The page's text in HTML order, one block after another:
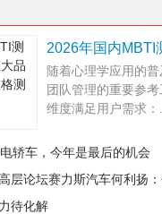
2026年国内MBTI
随着心理学应用的
团队管理的重要参
维度满足用户需求：...
轿车，今年是最后的机会
层论坛赛力斯汽车何利扬
待化解